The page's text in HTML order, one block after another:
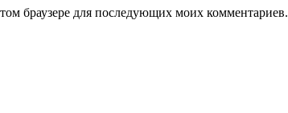
браузере для последующих моих комментариев.